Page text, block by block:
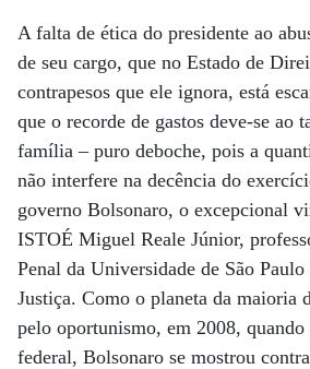
A falta de ética do presidente ao
de seu cargo, que no Estado de
contrapesos que ele ignora, está
que o recorde de gastos deve-se ao
família – puro deboche, pois a
não interfere na decência do
governo Bolsonaro, o excepcional
ISTOÉ Miguel Reale Júnior,
Penal da Universidade de São
Justiça. Como o planeta da maioria
pelo oportunismo, em 2008, quando
federal, Bolsonaro se mostrou